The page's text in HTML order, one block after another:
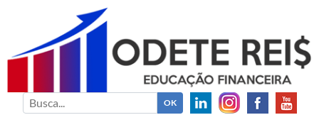
ODETE REIS
Palestrante de Educação Financeira